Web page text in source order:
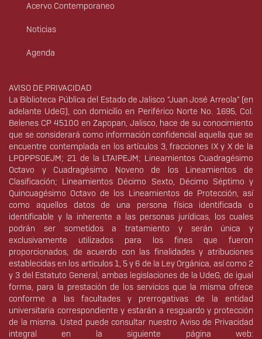
Acervo Contemporaneo
Noticias
Agenda
Derechos
AVISO DE PRIVACIDAD
La Biblioteca Pública del Estado de Jalisco “Juan José Arreola” (en
adelante UdeG), con domicilio en Periférico Norte No. 1695, Col.
Belenes CP 45100 en Zapopan, Jalisco, hace de su conocimiento
que se considerará como información confidencial aquella que se
encuentre contemplada en los artículos 3, fracciones IX y X de la
LPDPPSOEJM; 21 de la LTAIPEJM; Lineamientos Cuadragésimo
Octavo y Cuadragésimo Noveno de los Lineamientos de
Clasificación; Lineamientos Décimo Sexto, Décimo Séptimo y
Quincuagésimo Octavo de los Lineamientos de Protección, así
como aquellos datos de una persona física identificada o
identificable y la inherente a las personas jurídicas, los cuales
podrán ser sometidos a tratamiento y serán única y
exclusivamente utilizados para los fines que fueron
proporcionados, de acuerdo con las finalidades y atribuciones
establecidas en los artículos 1, 5 y 6 de la Ley Orgánica, así como 2
y 3 del Estatuto General, ambas legislaciones de la UdeG, de igual
forma, para la prestación de los servicios que la misma ofrece
conforme a las facultades y prerrogativas de la entidad
universitaria correspondiente y estarán a resguardo y protección
de la misma. Usted puede consultar nuestro Aviso de Privacidad
integral en la siguiente página web: